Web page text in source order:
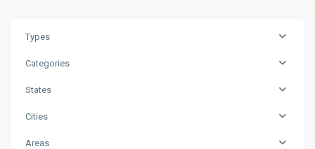
Types
Categories
States
Cities
Areas